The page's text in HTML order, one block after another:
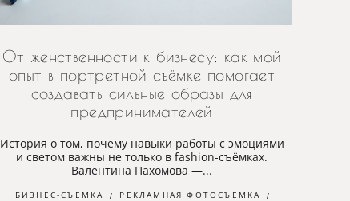
От женственности к бизнесу: как мой
опыт в портретной съёмке помогает
создавать сильные образы для
предпринимателей
История о том, почему навыки работы с эмоциями
и светом важны не только в fashion-съёмках.
Валентина Пахомова —...
БИЗНЕС-СЪЁМКА
РЕКЛАМНАЯ ФОТОСЪЁМКА